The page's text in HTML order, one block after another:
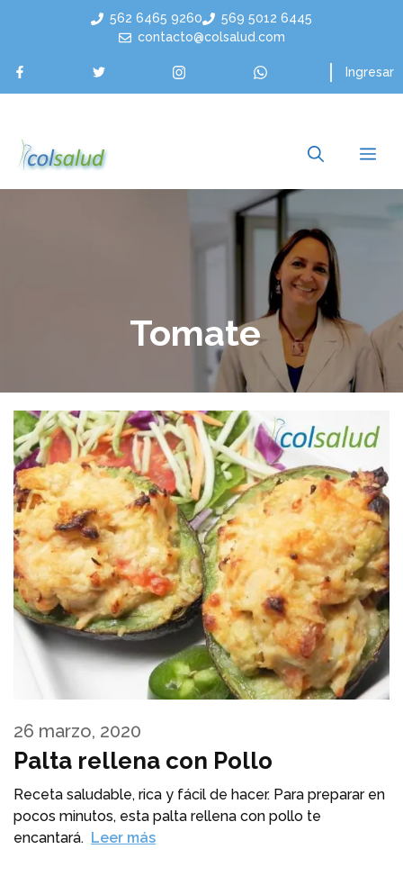
contenido
562 6465 9260
569 5012 6445
contacto@colsalud.com
Ingresar
Tomate
Palta rellena con Pollo
26 marzo, 2020
Receta saludable, rica y fácil de hacer. Para preparar en
pocos minutos, esta palta rellena con pollo te
encantará. Leer más